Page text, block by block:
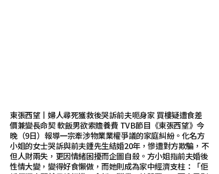
東張西望丨婦人尋死獲救後哭訴前夫呃身家 買樓疑遭食差
價兼變長命契 軟飯男欲索贍養費 TVB節目《東張西望》今
晚（9日）報導一宗牽涉物業業權爭議的家庭糾紛。化名方
小姐的女士哭訴與前夫鍾先生結婚20年，慘遭對方欺騙，不
但人財兩失，更因情緒困擾而企圖自殺。方小姐指前夫婚後
性情大變，變得好食懶做，而她則成為家中經濟支柱：「佢